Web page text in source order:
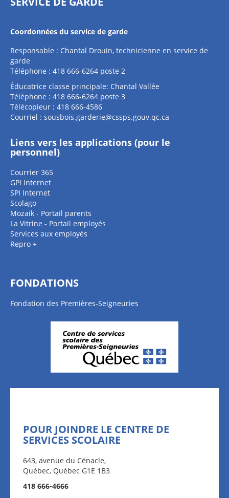
Coordonnées du service de garde
Responsable : Chantal Drouin, technicienne en service de
garde
Téléphone : 418 666-6264 poste 2
Éducatrice classe principale: Chantal Vallée
Téléphone : 418 666-6264 poste 3
Télécopieur : 418 666-4586
Courriel : sousbois.garderie@cssps.gouv.qc.ca
Liens vers les applications (pour le
personnel)
Courrier 365
GPI Internet
SPI Internet
Scolago
Mozaik - Portail parents
La Vitrine - Portail employés
Services aux employés
Repro +
FONDATIONS
Fondation des Premières-Seigneuries
POUR JOINDRE LE CENTRE DE
SERVICES SCOLAIRE
643, avenue du Cénacle,
Québec, Québec G1E 1B3
418 666-4666